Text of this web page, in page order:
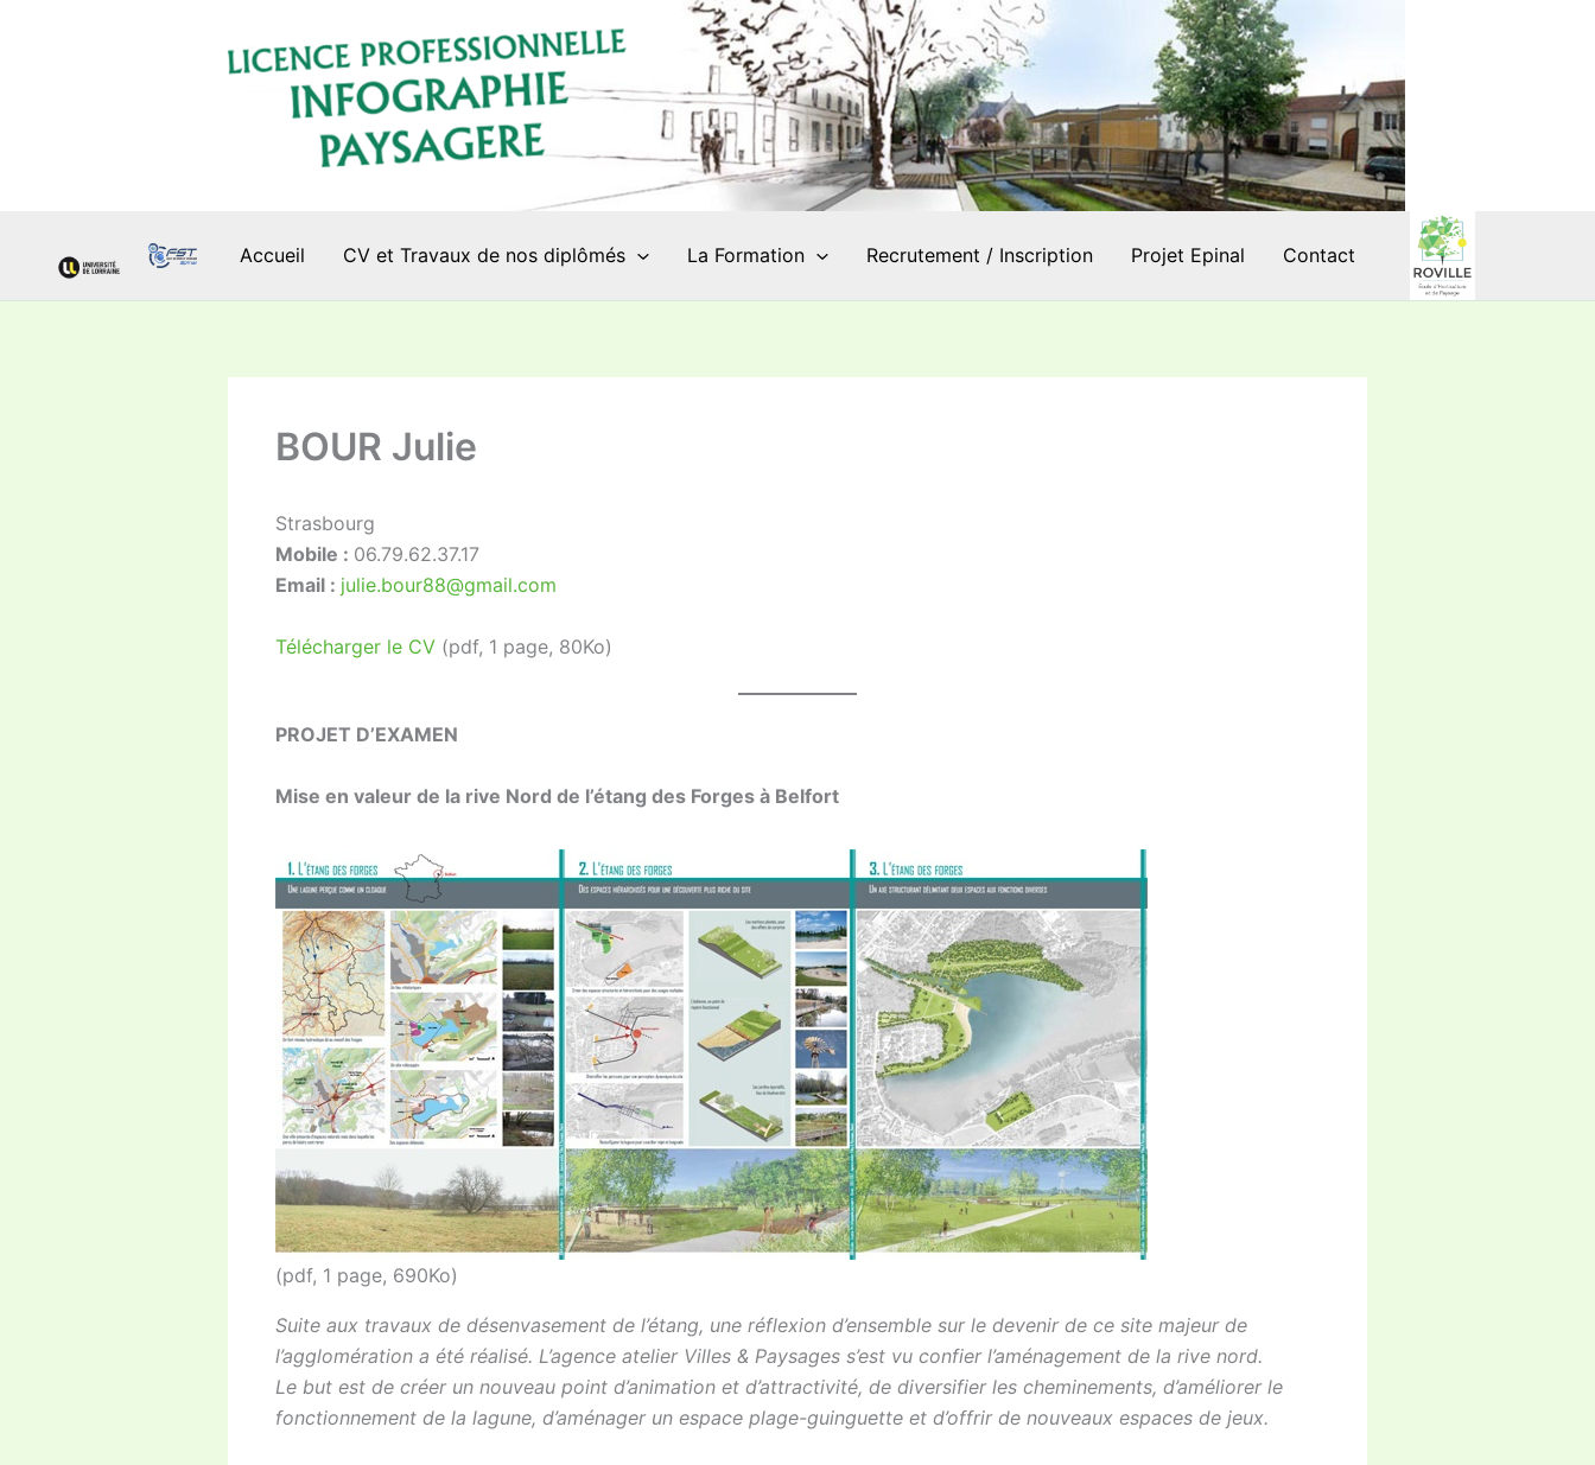
Accueil CV et Travaux de nos diplômés La Formation Recrutement / Inscription Projet Epinal Contact
BOUR Julie
Strasbourg
Mobile : 06.79.62.37.17
Email : julie.bour88@gmail.com
Télécharger le CV (pdf, 1 page, 80Ko)
PROJET D’EXAMEN
Mise en valeur de la rive Nord de l’étang des Forges à Belfort
(pdf, 1 page, 690Ko)
Suite aux travaux de désenvasement de l’étang, une réflexion d’ensemble sur le devenir de ce site majeur de
l’agglomération a été réalisé. L’agence atelier Villes & Paysages s’est vu confier l’aménagement de la rive nord.
Le but est de créer un nouveau point d’animation et d’attractivité, de diversifier les cheminements, d’améliorer le
fonctionnement de la lagune, d’aménager un espace plage-guinguette et d’offrir de nouveaux espaces de jeux.